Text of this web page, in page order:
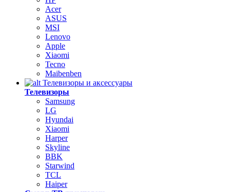
Acer
ASUS
MSI
Lenovo
Apple
Xiaomi
Tecno
Maibenben
Телевизоры и аксессуары
Телевизоры
Samsung
LG
Hyundai
Xiaomi
Harper
Skyline
BBK
Starwind
TCL
Haiper